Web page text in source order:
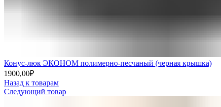
Конус-люк ЭКОНОМ полимерно-песчаный (черная крышка)
1900,00₽
Назад к товарам
Следующий товар